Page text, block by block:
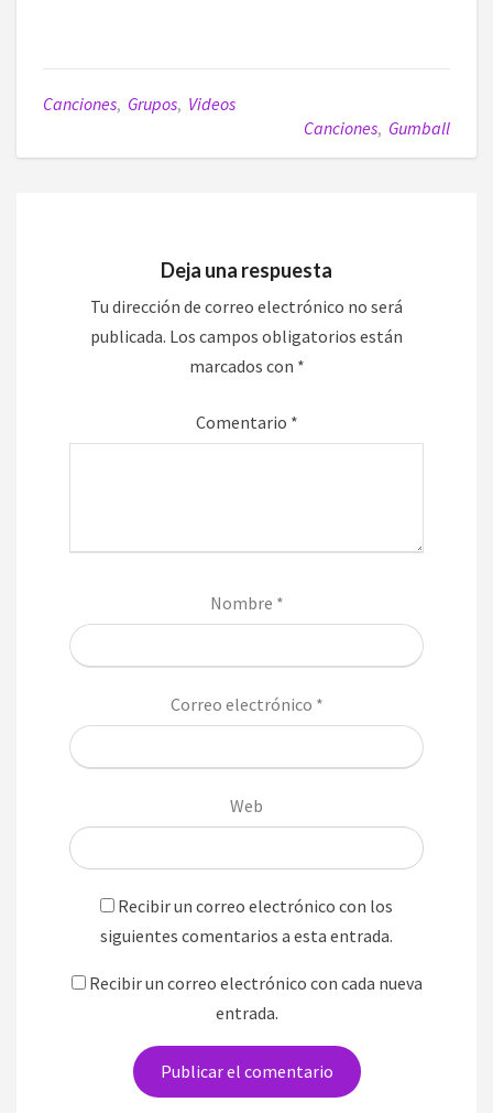
Canciones, Grupos, Videos
Canciones, Gumball
Deja una respuesta
Tu dirección de correo electrónico no será
publicada. Los campos obligatorios están
marcados con *
Comentario *
Nombre *
Correo electrónico *
Web
Recibir un correo electrónico con los
siguientes comentarios a esta entrada.
Recibir un correo electrónico con cada nueva
entrada.